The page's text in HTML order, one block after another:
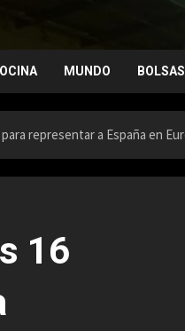
MUNDO
representar a España en
16